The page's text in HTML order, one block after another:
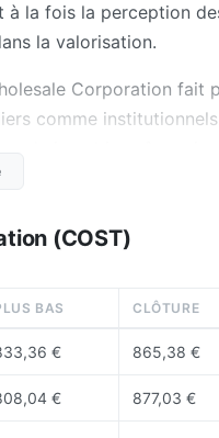
la fois la perception
la valorisation.
Corporation fait
comme
implicite du
de la Bourse sur
l'efficacité
(COST)
BAS CLÔTURE
€ 865,38 €
€ 877,03 €